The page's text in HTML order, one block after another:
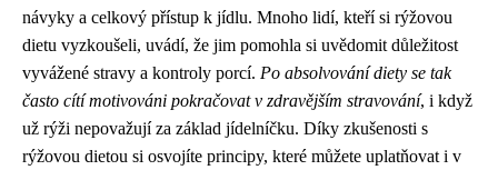
návyky a celkový přístup k jídlu. Mnoho lidí, kteří si rýžovou
dietu vyzkoušeli, uvádí, že jim pomohla si uvědomit důležitost
vyvážené stravy a kontroly porcí. Po absolvování diety se tak
často cítí motivováni pokračovat v zdravějším stravování, i když
už rýži nepovažují za základ jídelníčku. Díky zkušenosti s
rýžovou dietou si osvojíte principy, které můžete uplatňovat i v